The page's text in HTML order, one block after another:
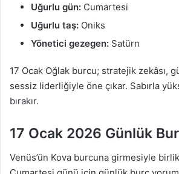
Uğurlu gün: Cumartesi
Uğurlu taş: Oniks
Yönetici gezegen: Satürn
17 Ocak Oğlak burcu; stratejik zekâsı,
sessiz liderliğiyle öne çıkar. Sabırla
bırakır.
17 Ocak 2026 Günlük
Venüs’ün Kova burcuna girmesiyle